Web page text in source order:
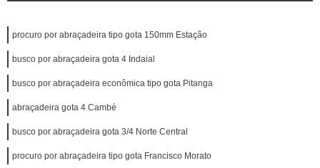
procuro por abraçadeira tipo gota 150mm Estação
busco por abraçadeira gota 4 Indaial
busco por abraçadeira econômica tipo gota Pitanga
abraçadeira gota 4 Cambé
busco por abraçadeira gota 3/4 Norte Central
procuro por abraçadeira tipo gota Francisco Morato